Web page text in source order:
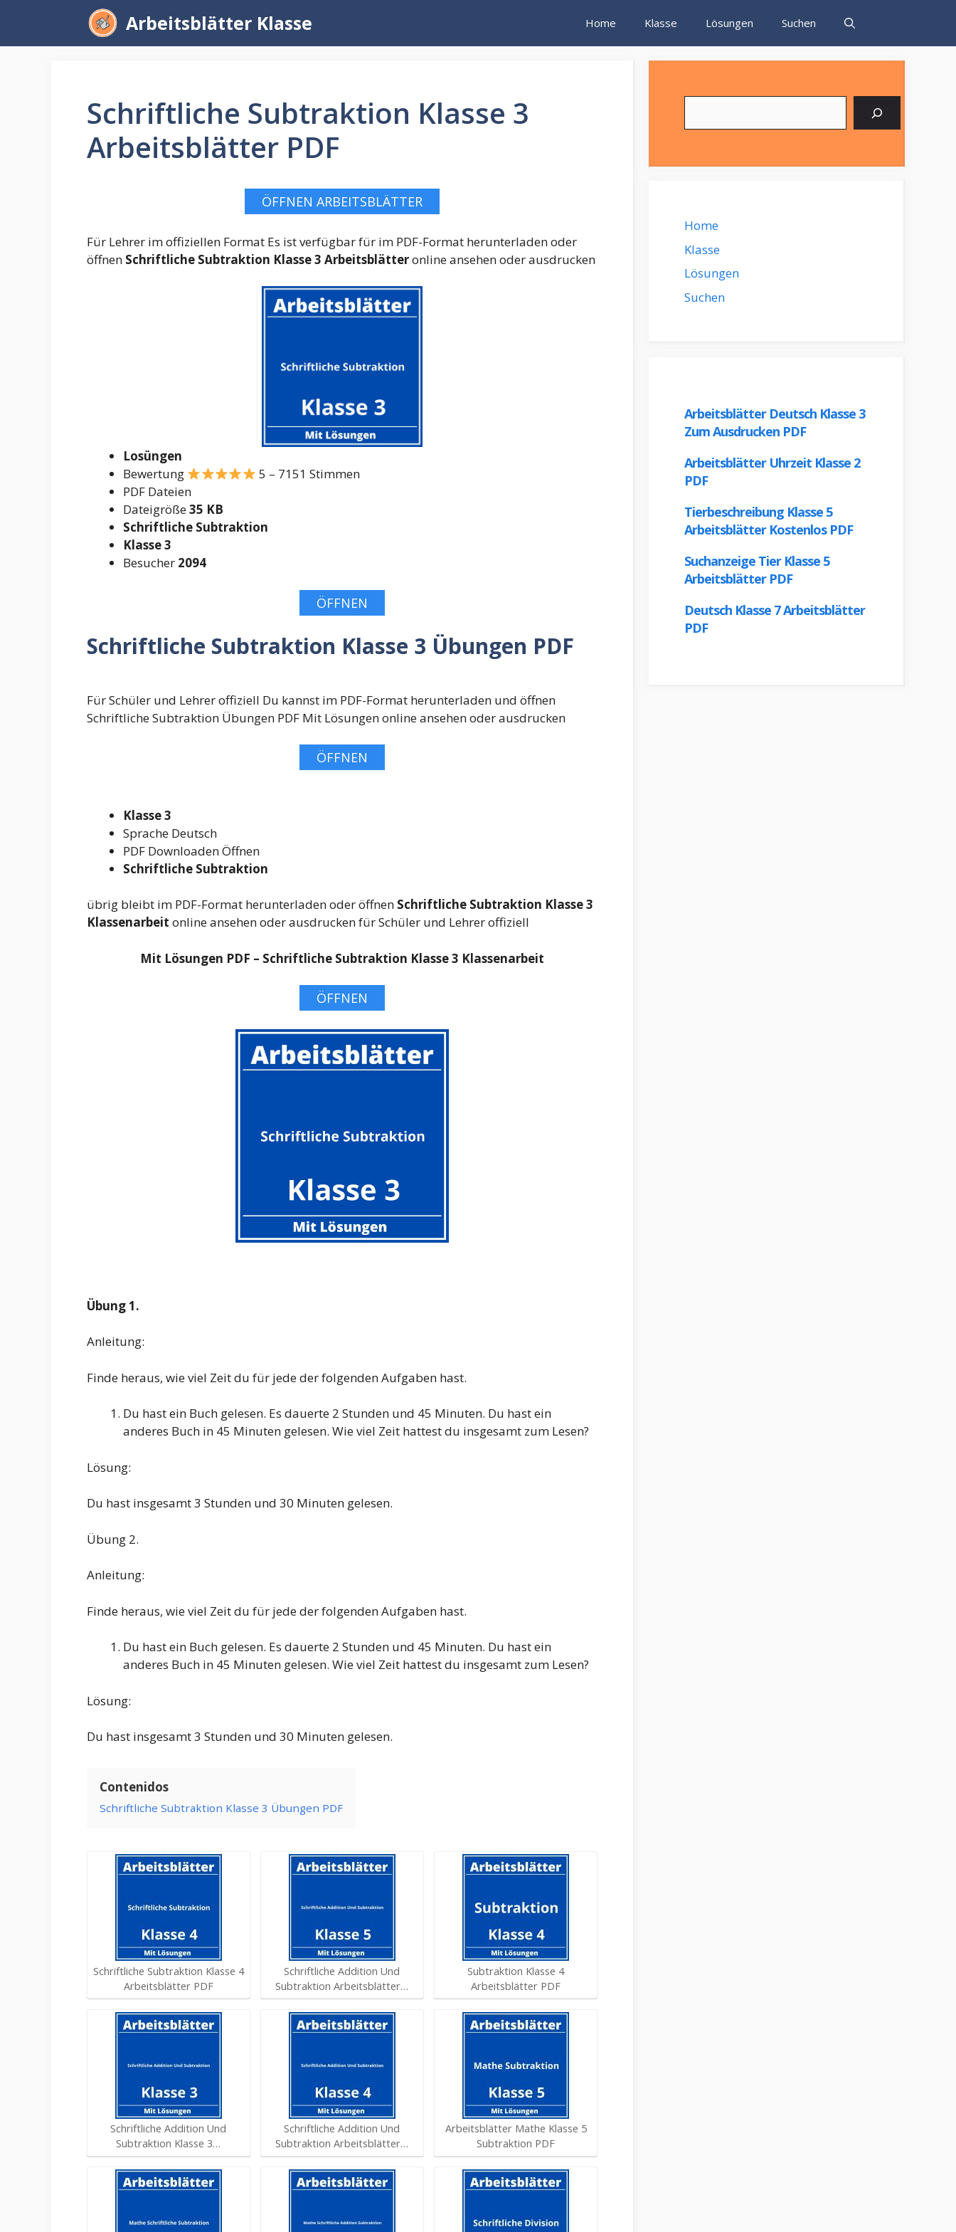
springen
Arbeitsblätter Klasse Home Klasse Lösungen Suchen
Schriftliche Subtraktion Klasse 3
Arbeitsblätter PDF
ÖFFNEN ARBEITSBLÄTTER
Für Lehrer im offiziellen Format Es ist verfügbar für im PDF-Format herunterladen oder
öffnen Schriftliche Subtraktion Klasse 3 Arbeitsblätteronline ansehen oder ausdrucken
Losüngen
Bewertung
5 – 7151 Stimmen
PDF Dateien
Dateigröße35 KB
Schriftliche Subtraktion
Klasse 3
Besucher 2094
ÖFFNEN
Schriftliche Subtraktion Klasse 3 Übungen PDF
Für Schüler und Lehrer offiziell Du kannst im PDF-Format herunterladen und öffnen
Schriftliche Subtraktion Übungen PDF Mit Lösungen online ansehen oder ausdrucken
ÖFFNEN
Klasse 3
Sprache Deutsch
PDF Downloaden Öffnen
Schriftliche Subtraktion
übrig bleibt im PDF-Format herunterladen oder öffnen Schriftliche Subtraktion Klasse 3
Klassenarbeit online ansehen oder ausdrucken für Schüler und Lehrer offiziell
Mit Lösungen PDF – Schriftliche Subtraktion Klasse 3 Klassenarbeit
ÖFFNEN
Übung 1.
Anleitung:
Finde heraus, wie viel Zeit du für jede der folgenden Aufgaben hast.
Du hast ein Buch gelesen. Es dauerte 2 Stunden und 45 Minuten. Du hast ein
anderes Buch in 45 Minuten gelesen. Wie viel Zeit hattest du insgesamt zum Lesen?
Lösung:
Du hast insgesamt 3 Stunden und 30 Minuten gelesen.
Übung 2.
Anleitung:
Finde heraus, wie viel Zeit du für jede der folgenden Aufgaben hast.
Du hast ein Buch gelesen. Es dauerte 2 Stunden und 45 Minuten. Du hast ein
anderes Buch in 45 Minuten gelesen. Wie viel Zeit hattest du insgesamt zum Lesen?
Lösung:
Du hast insgesamt 3 Stunden und 30 Minuten gelesen.
Contenidos
Schriftliche Subtraktion Klasse 3 Übungen PDF
Schriftliche Subtraktion Klasse 4
Arbeitsblätter PDF
Schriftliche Addition Und
Subtraktion Klasse 3…
Schriftliche Addition Und
Subtraktion Arbeitsblätter…
Schriftliche Addition Und
Subtraktion Arbeitsblätter…
Subtraktion Klasse 4
Arbeitsblätter PDF
Arbeitsblätter Mathe Klasse 5
Subtraktion PDF
Home
Klasse
Lösungen
Suchen